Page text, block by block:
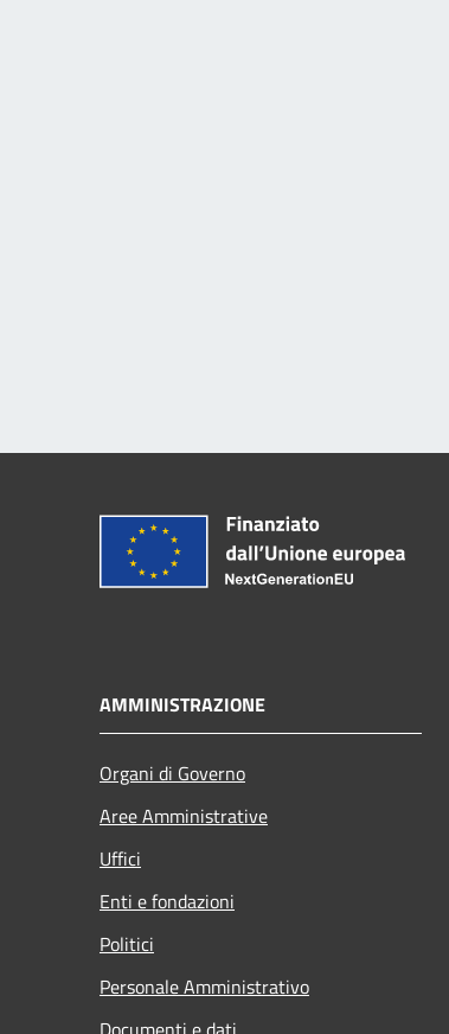
AMMINISTRAZIONE
Organi di Governo
Aree Amministrative
Uffici
Enti e fondazioni
Politici
Personale Amministrativo